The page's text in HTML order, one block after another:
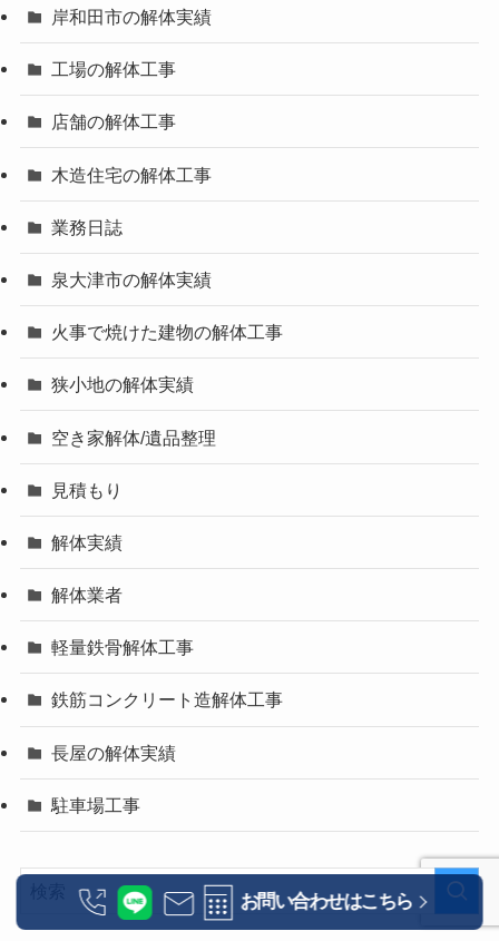
岸和田市の解体実績
工場の解体工事
店舗の解体工事
木造住宅の解体工事
業務日誌
泉大津市の解体実績
火事で焼けた建物の解体工事
狭小地の解体実績
空き家解体/遺品整理
見積もり
解体実績
解体業者
軽量鉄骨解体工事
鉄筋コンクリート造解体工事
長屋の解体実績
駐車場工事
お問い合わせはこちら